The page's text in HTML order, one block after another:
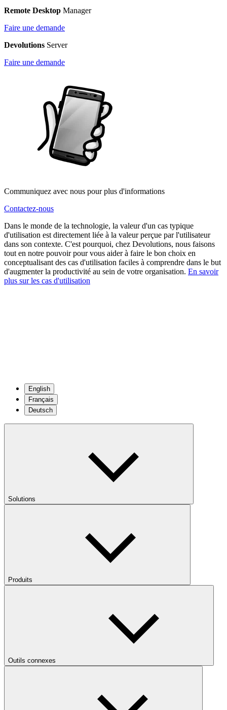
Remote Desktop Manager
Faire une demande
Devolutions Server
Faire une demande
Communiquez avec nous pour plus d'informations
Contactez-nous
Dans le monde de la technologie, la valeur d'un cas typique
d'utilisation est directement liée à la valeur perçue par l'utilisateur
dans son contexte. C'est pourquoi, chez Devolutions, nous faisons
tout en notre pouvoir pour vous aider à faire le bon choix en
conceptualisant des cas d'utilisation faciles à comprendre dans le but
d'augmenter la productivité au sein de votre organisation. En savoir
plus sur les cas d'utilisation
English
Français
Deutsch
Solutions
Produits
Outils connexes